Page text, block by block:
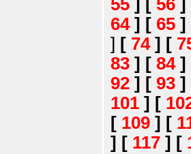
55 ] [ 56 ]
64] [ 65 ]
] [ 74] [
83 ] [ 84]
92 ] [ 93 ]
101 ] [
[ 109 ] [
] [ 117 ] [